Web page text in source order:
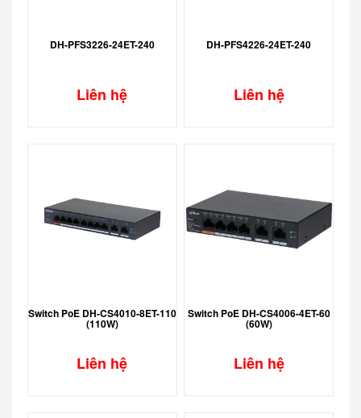
DH-PFS3226-24ET-240
Liên hệ
DH-PFS4226-24ET-240
Liên hệ
Switch PoE DH-CS4010-8ET-110
(110W)
Liên hệ
Switch PoE DH-CS4006-4ET-60
(60W)
Liên hệ